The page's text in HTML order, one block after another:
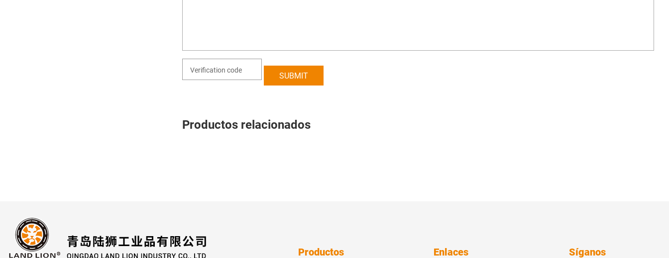
Productos relacionados
Productos Enlaces Síganos